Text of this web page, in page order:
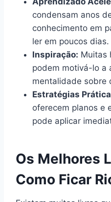
condensam anos
conhecimento em
ler em poucos dias.
Inspiração: Muitas
podem motivá-lo a
mentalidade sobre
Estratégias
oferecem planos e
pode aplicar
Os Melhores
Como Ficar